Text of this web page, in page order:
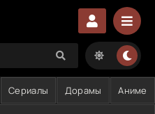
Сериалы Дорамы Аниме